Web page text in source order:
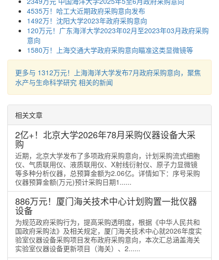
4535万！哈工大近期政府采购意向发布
1492万！沈阳大学2023年政府采购意向
120万元！广东海洋大学2023年02月至2023年03月政府采购
意向
1580万！上海交通大学政府采购意向瞄准这类显微镜等
更多与 1312万元！上海海洋大学发布7月政府采购意向，聚焦
水产与生命科学研究 相关的新闻
相关文章
2亿+！北京大学2026年78月采购仪器设备大采
购
近期，北京大学发布了多项政府采购意向，计划采购流式细胞
仪、气质联用仪、液质联用仪、X射线衍射仪、原子力显微镜
等多种分析仪器，总预算金额为2.06亿。详情如下：序号采购
仪器预算金额(万元)预计采购日期1......
886万元！厦门海关技术中心计划购置一批仪器
设备
为规范政府采购行为，提高采购透明度，根据《中华人民共和
国政府采购法》及相关规定，厦门海关技术中心就2026年度实
验室仪器设备采购项目发布政府采购意向，本次汇总涵盖海关
实验室仪器设备更新项目（海关）、2......